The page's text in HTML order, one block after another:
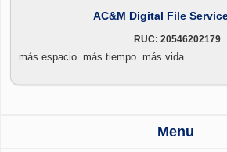
AC&M Digital File
RUC: 20546202179
más espacio. más tiempo. más vida.
Menu